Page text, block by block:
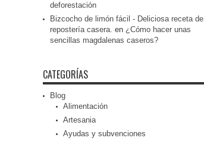
deforestación
Bizcocho de limón fácil - Deliciosa receta de
repostería casera. en ¿Cómo hacer unas
sencillas magdalenas caseros?
CATEGORÍAS
Blog
Alimentación
Artesania
Ayudas y subvenciones